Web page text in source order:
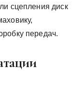
сцепления диск
передач.